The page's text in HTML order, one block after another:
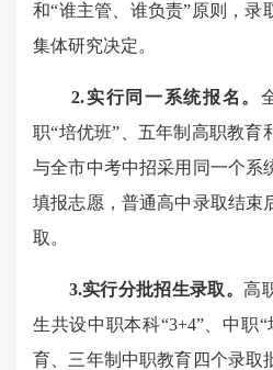
和“谁主管、谁负责”原则，录
集体研究决定。
2.实行同一系统报名。
职“培优班”、五年制高职教育
与全市中考中招采用同一个系
填报志愿，普通高中录取结束
取。
3.实行分批招生录取。高
生共设中职本科“3+4”、中职
育、三年制中职教育四个录取